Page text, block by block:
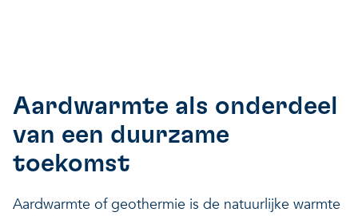
Aardwarmte als onderdeel
van een duurzame
toekomst
Aardwarmte of geothermie is de natuurlijke warmte